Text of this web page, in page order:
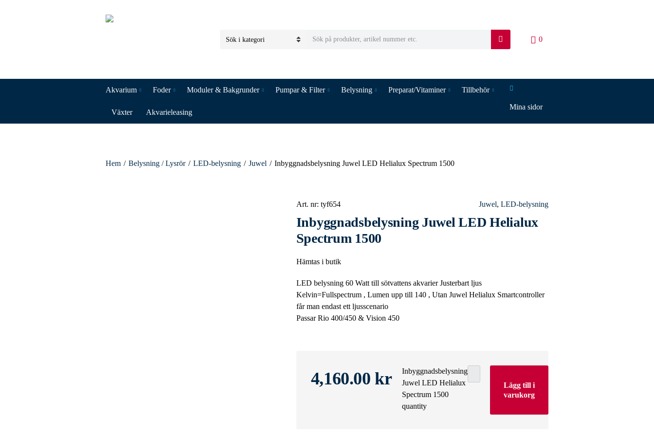
e
g
y
m
c
h
S
0
Akvarium Foder Moduler & Bakgrunder Pumpar & Filter Belysning Preparat/Vitaminer Tillbehör
Växter Akvarieleasing
Mina sidor
Hem / Belysning / Lysrör / LED-belysning / Juwel / Inbyggnadsbelysning Juwel LED Helialux Spectrum 1500
Art. nr: tyf654 Juwel, LED-belysning
Inbyggnadsbelysning Juwel LED Helialux
Spectrum 1500
Hämtas i butik
LED belysning 60 Watt till sötvattens akvarier Justerbart ljus
Kelvin=Fullspectrum , Lumen upp till 140 , Utan Juwel Helialux Smartcontroller
får man endast ett ljusscenario
Passar Rio 400/450 & Vision 450
4,160.00kr
Inbyggnadsbelysning
Juwel LED Helialux
Spectrum 1500
quantity
Lägg till i
varukorg